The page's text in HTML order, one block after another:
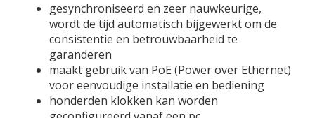
gesynchroniseerd en zeer nauwkeurige,
wordt de tijd automatisch bijgewerkt om de
consistentie en betrouwbaarheid te
garanderen
maakt gebruik van PoE (Power over Ethernet)
voor eenvoudige installatie en bediening
honderden klokken kan worden